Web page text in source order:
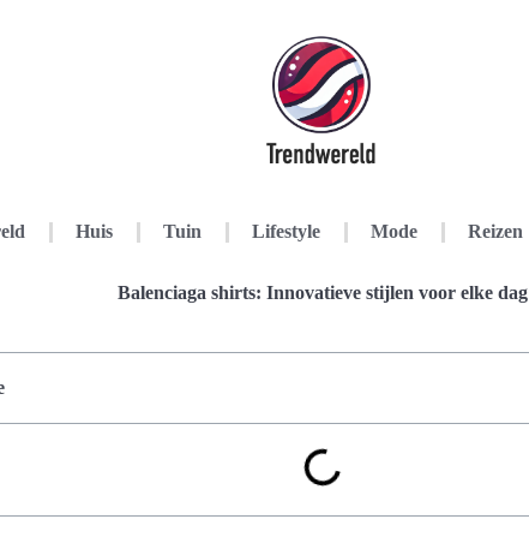
Huis Tuin Lifestyle Mode Reizen
Balenciaga shirts: Innovatieve stijlen voor elke dag